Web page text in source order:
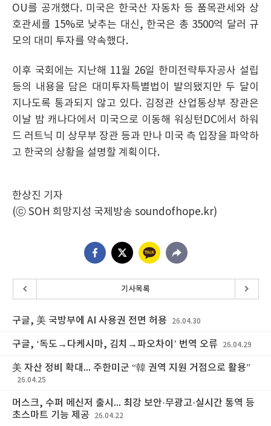
OU를 공개했다. 미국은 한국산 자동차 등 품목관세와 상
호관세를 15%로 낮추는 대신, 한국은 총 3500억 달러 규
모의 대미 투자를 약속했다.
이후 국회에는 지난해 11월 26일 한미전략투자공사 설립
등의 내용을 담은 대미투자특별법이 발의됐지만 두 달이
지나도록 통과되지 않고 있다. 김정관 산업통상부 장관은
이날 밤 캐나다에서 미국으로 이동해 워싱턴DC에서 하워
드 러트닉 미 상무부 장관 등과 만나 미국 측 입장을 파악하
고 한국의 상황을 설명할 계획이다.
한상진 기자
(ⓒ SOH 희망지성 국제방송 soundofhope.kr)
기사목록
구글, 美 국방부에 AI 사용권 전면 허용 26.04.30
구글, ‘독도→다케시마, 김치→파오차이’ 번역 오류 26.04.29
美 자산 정비 확대... 주한미군 “韓 권역 지원 거점으로 활용”
26.04.25
머스크, 수퍼 메신저 출시... 최강 보안·무광고·실시간 통역 등
초스마트 기능 제공
26.04.22